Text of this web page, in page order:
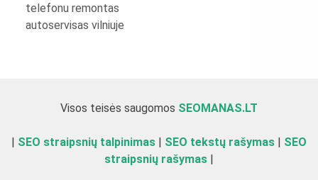
telefonu remontas
autoservisas vilniuje
Visos teisės saugomos SEOMANAS.LT
| SEO straipsnių talpinimas | SEO tekstų rašymas | SEO
straipsnių rašymas |